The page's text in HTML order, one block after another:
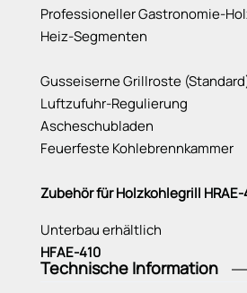
Professioneller Gastronomie-
Heiz-Segmenten
Gusseiserne Grillroste
Luftzufuhr-Regulierung
Ascheschubladen
Feuerfeste Kohlebrennkammer
Zubehör für Holzkohlegrill HRAE-
Unterbau erhältlich
HFAE-410
HGAE-410
Technische Information